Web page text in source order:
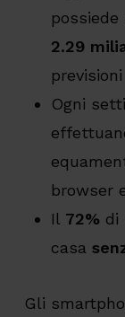
2.29
Ogni
browser
Il 72%di
casa
Gli